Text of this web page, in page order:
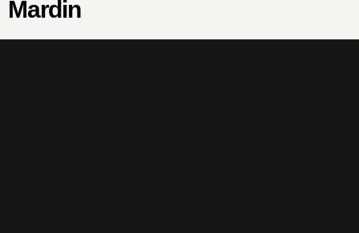
Mardin